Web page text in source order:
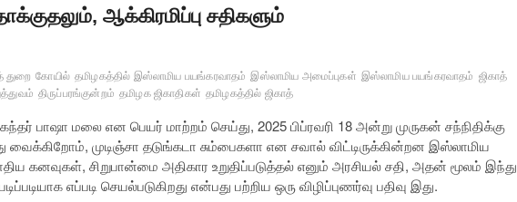
ஆக்கிரமிப்பு சதிகளும்
துறை கோயில் தமிழகத்தில் இஸ்லாமிய பயங்கரவாதம் இஸ்லாமிய அமைப்புகள் இஸ்லாமிய பயங்கரவாதம் ஜிகாத்
திருப்பரங்குன்றம் தமிழக ஜிகாதிகள் தமிழகத்தில் ஜிகாத்
பாஷா மலை என பெயர் மாற்றம் செய்து, 2025 பிப்ரவரி 18 அன்று முருகன் சந்நிதிக்கு
வைக்கிறோம், முடிஞ்சா தடுங்கடா சும்பைகளா என சவால் விட்டிருக்கின்றன இஸ்லாமிய
கனவுகள், சிறுபான்மை அதிகார உறுதிப்படுத்தல் எனும் அரசியல் சதி, அதன் மூலம் இந்து
எப்படி செயல்படுகிறது என்பது பற்றிய ஒரு விழிப்புணர்வு பதிவு இது.